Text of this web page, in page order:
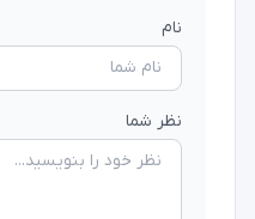
نام
نظر شما